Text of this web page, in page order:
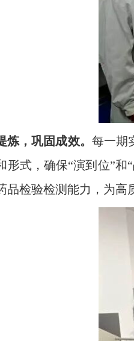
炼，巩固成效。 每一期
形式，确保“演到位”
品检验检测能力，为高